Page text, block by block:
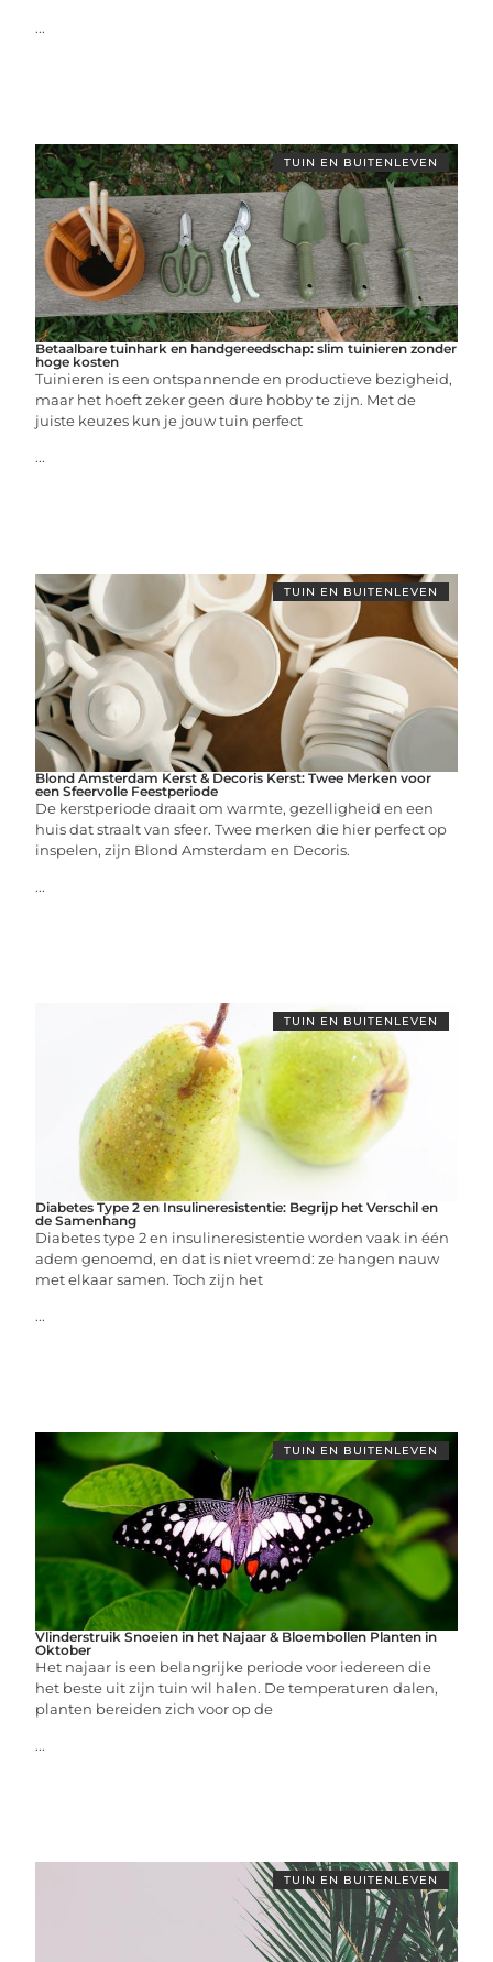
...
TUIN EN BUITENLEVEN
Betaalbare tuinhark en handgereedschap: slim tuinieren zonder
hoge kosten
Tuinieren is een ontspannende en productieve bezigheid,
maar het hoeft zeker geen dure hobby te zijn. Met de
juiste keuzes kun je jouw tuin perfect
...
TUIN EN BUITENLEVEN
Blond Amsterdam Kerst & Decoris Kerst: Twee Merken voor
een Sfeervolle Feestperiode
De kerstperiode draait om warmte, gezelligheid en een
huis dat straalt van sfeer. Twee merken die hier perfect op
inspelen, zijn Blond Amsterdam en Decoris.
...
TUIN EN BUITENLEVEN
Diabetes Type 2 en Insulineresistentie: Begrijp het Verschil en
de Samenhang
Diabetes type 2 en insulineresistentie worden vaak in één
adem genoemd, en dat is niet vreemd: ze hangen nauw
met elkaar samen. Toch zijn het
...
TUIN EN BUITENLEVEN
Vlinderstruik Snoeien in het Najaar & Bloembollen Planten in
Oktober
Het najaar is een belangrijke periode voor iedereen die
het beste uit zijn tuin wil halen. De temperaturen dalen,
planten bereiden zich voor op de
...
TUIN EN BUITENLEVEN